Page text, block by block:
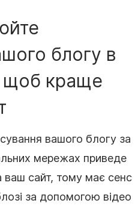
блогу в
щоб краще
вашого блогу за
мережах приведе
ваш сайт, тому має сенс
за допомогою відео